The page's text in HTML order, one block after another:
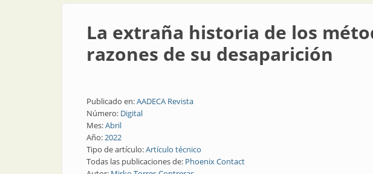
La extraña historia de los
razones de su desaparición
Publicado en:AADECA Revista
Número: Digital
Mes:Abril
Año:2022
Tipo de artículo:Artículo técnico
Todas las publicaciones de: Phoenix Contact